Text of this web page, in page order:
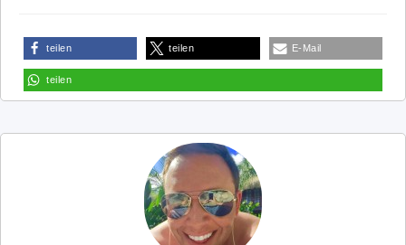
teilen teilen E-Mail
teilen